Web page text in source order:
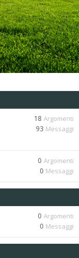
18 Argomenti
93 Messaggi
0 Argomenti
0 Messaggi
0 Argomenti
0 Messaggi